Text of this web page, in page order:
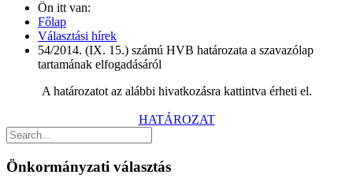
Ön itt van:
Főlap
Választási hírek
54/2014. (IX. 15.) számú HVB határozata a szavazólap
tartamának elfogadásáról
A határozatot az alábbi hivatkozásra kattintva érheti el.
HATÁROZAT
Önkormányzati választás